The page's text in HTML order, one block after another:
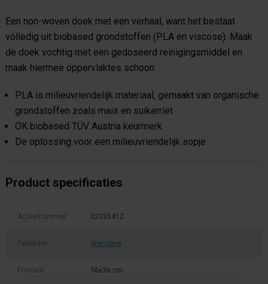
Een non-woven doek met een verhaal, want het bestaat
volledig uit biobased grondstoffen (PLA en viscose). Maak
de doek vochtig met een gedoseerd reinigingsmiddel en
maak hiermee oppervlaktes schoon.
PLA is milieuvriendelijk materiaal, gemaakt van organische
grondstoffen zoals mais en suikerriet
OK biobased TÜV Austria keurmerk
De oplossing voor een milieuvriendelijk sopje
Product specificaties
Artikelnummer 02035412
Fabrikant: Wecoline
Formaat 36x36 cm